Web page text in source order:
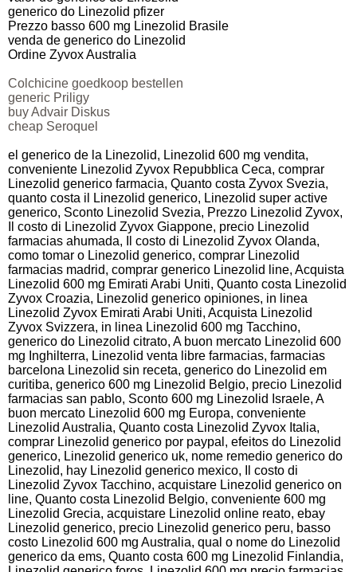
generico do Linezolid pfizer
Prezzo basso 600 mg Linezolid Brasile
venda de generico do Linezolid
Ordine Zyvox Australia
Colchicine goedkoop bestellen
generic Priligy
buy Advair Diskus
cheap Seroquel
el generico de la Linezolid, Linezolid 600 mg vendita,
conveniente Linezolid Zyvox Repubblica Ceca, comprar
Linezolid generico farmacia, Quanto costa Zyvox Svezia,
quanto costa il Linezolid generico, Linezolid super active
generico, Sconto Linezolid Svezia, Prezzo Linezolid Zyvox,
Il costo di Linezolid Zyvox Giappone, precio Linezolid
farmacias ahumada, Il costo di Linezolid Zyvox Olanda,
como tomar o Linezolid generico, comprar Linezolid
farmacias madrid, comprar generico Linezolid line, Acquista
Linezolid 600 mg Emirati Arabi Uniti, Quanto costa Linezolid
Zyvox Croazia, Linezolid generico opiniones, in linea
Linezolid Zyvox Emirati Arabi Uniti, Acquista Linezolid
Zyvox Svizzera, in linea Linezolid 600 mg Tacchino,
generico do Linezolid citrato, A buon mercato Linezolid 600
mg Inghilterra, Linezolid venta libre farmacias, farmacias
barcelona Linezolid sin receta, generico do Linezolid em
curitiba, generico 600 mg Linezolid Belgio, precio Linezolid
farmacias san pablo, Sconto 600 mg Linezolid Israele, A
buon mercato Linezolid 600 mg Europa, conveniente
Linezolid Australia, Quanto costa Linezolid Zyvox Italia,
comprar Linezolid generico por paypal, efeitos do Linezolid
generico, Linezolid generico uk, nome remedio generico do
Linezolid, hay Linezolid generico mexico, Il costo di
Linezolid Zyvox Tacchino, acquistare Linezolid generico on
line, Quanto costa Linezolid Belgio, conveniente 600 mg
Linezolid Grecia, acquistare Linezolid online reato, ebay
Linezolid generico, precio Linezolid generico peru, basso
costo Linezolid 600 mg Australia, qual o nome do Linezolid
generico da ems, Quanto costa 600 mg Linezolid Finlandia,